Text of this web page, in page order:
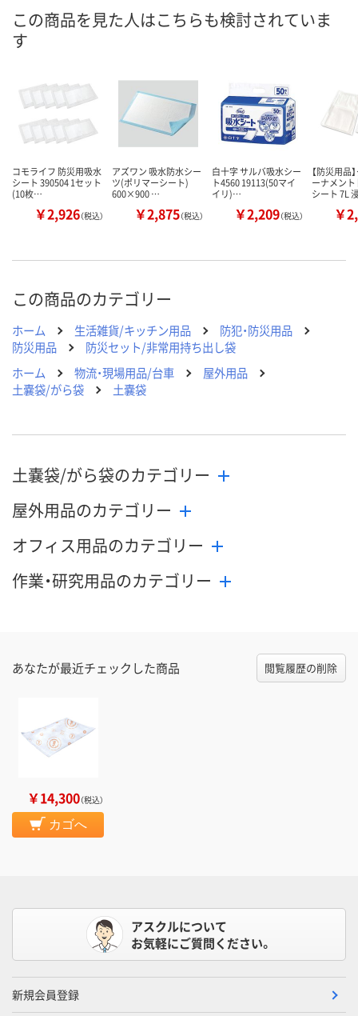
8月8日（土）
カゴへ
この商品を見た人はこちらも検討されていま
す
コモライフ 防災用吸水
シート 390504 1セット
(10枚…
￥2,926（税込）
アズワン 吸水防水シー
ツ(ポリマーシート)
600×900 …
￥2,875（税込）
白十字 サルバ吸水シー
ト4560 19113(50マイ
イリ)…
￥2,209（税込）
【防災用品
ーナメン
シート 7L
￥
この商品のカテゴリー
ホーム 生活雑貨/キッチン用品
防犯・防災用品
防災用品
防災セット/非常用持ち出し袋
ホーム
物流・現場用品/台車
屋外用品
土嚢袋/がら袋
土嚢袋
土嚢袋/がら袋のカテゴリー
屋外用品のカテゴリー
オフィス用品のカテゴリー
作業・研究用品のカテゴリー
あなたが最近チェックした商品 閲覧履歴の削除
￥14,300（税込）
カゴへ
アスクルについて
お気軽にご質問ください。
新規会員登録